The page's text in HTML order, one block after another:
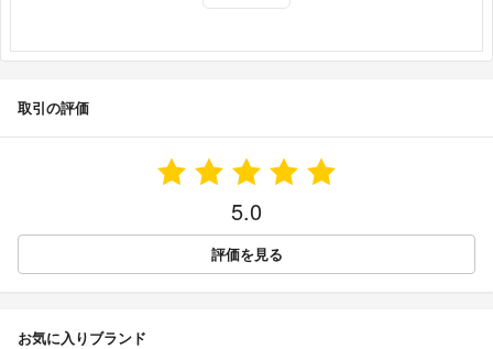
取引の評価
5.0
評価を見る
お気に入りブランド